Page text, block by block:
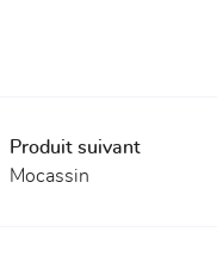
Produit suivant
Mocassin